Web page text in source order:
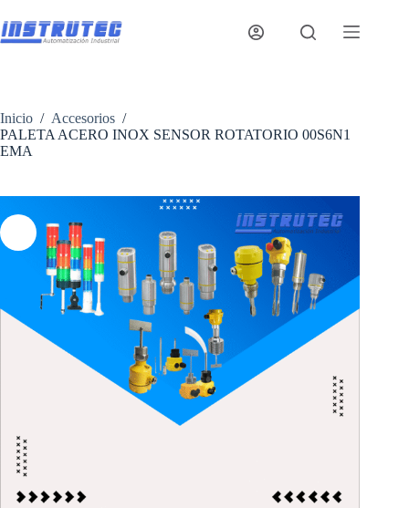
al
contenido
Inicio / Accesorios /
PALETA ACERO INOX SENSOR ROTATORIO 00S6N1
EMA